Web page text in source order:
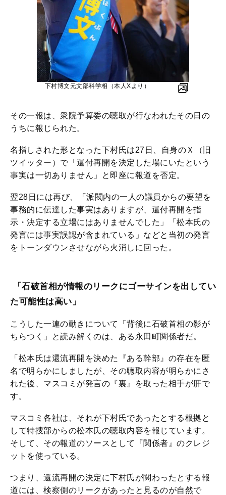
下村博文元文部科学相（本人Xより）
その一報は、衆院予算委の聴取が行なわれたその日の
うちに報じられた。
名指しされた形となった下村氏は27日、自身のＸ（旧
ツイッター）で「還付再開を決定した場にいたという
事実は一切ありません」と即座に報道を否定。
翌28日には再び、「派閥内の一人の議員からの要望を
事務的に伝達した事実はありますが、還付再開を指
示・決定する立場にはありませんでした」「松本氏の
発言には事実誤認が含まれている」などと当初の発言
をトーンダウンさせながら火消しに回った。
「石破首相が情報のリークにゴーサインを出してい
た可能性は高い」
こうした一連の動きについて「背後に石破首相の影が
ちらつく」と読み解くのは、ある永田町関係者だ。
「松本氏は還流再開を決めた『ある幹部』の存在を匿
名で明らかにしましたが、その聴取内容が明らかにさ
れた後、マスコミが発言の『裏』を取った相手が肝で
す。
マスコミ各社は、それが下村氏であったとする根拠と
して特捜部からの松本氏の聴取内容を報じています。
そして、その報道のソースとして『関係者』のクレジ
ットを使っている。
つまり、還流再開の決定に下村氏が関わったとする報
道には、検察側のリークがあったと見るのが自然で